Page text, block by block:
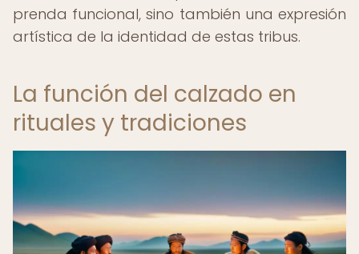
prenda funcional, sino también una expresión
artística de la identidad de estas tribus.
La función del calzado en
rituales y tradiciones